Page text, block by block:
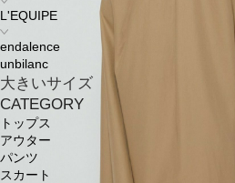
L'EQUIPE
endalence
unbilanc
大きいサイズ
CATEGORY
トップス
アウター
パンツ
スカート